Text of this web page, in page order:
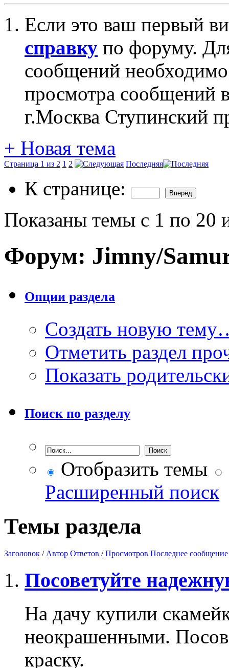
Если это ваш первый
справку по форуму.
сообщений
просмотра сообщений
г.Москва Ступинский
+ Новая тема
Страница 1 из 2 1 2 Последняя
К странице:
Показаны темы с 1 по 20
Форум: Jimny/
Опции раздела
Создать новую
Отметить раздел
Показать
Поиск по разделу
Отобразить темы
Расширенный поиск
Темы раздела
Заголовок / Автор Ответов /Просмотров Последнее сообщение
Посоветуйте
На дачу купили
неокрашенными.
краску.